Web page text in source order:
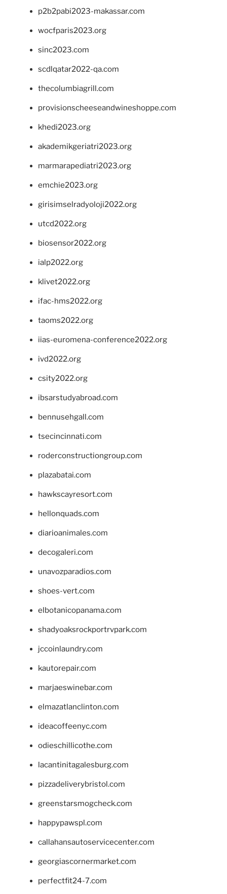
p2b2pabi2023-makassar.com
wocfparis2023.org
sinc2023.com
scdlqatar2022-qa.com
thecolumbiagrill.com
provisionscheeseandwineshoppe.com
khedi2023.org
akademikgeriatri2023.org
marmarapediatri2023.org
emchie2023.org
girisimselradyoloji2022.org
utcd2022.org
biosensor2022.org
ialp2022.org
klivet2022.org
ifac-hms2022.org
taoms2022.org
iias-euromena-conference2022.org
ivd2022.org
csity2022.org
ibsarstudyabroad.com
bennusehgall.com
tsecincinnati.com
roderconstructiongroup.com
plazabatai.com
hawkscayresort.com
hellonquads.com
diarioanimales.com
decogaleri.com
unavozparadios.com
shoes-vert.com
elbotanicopanama.com
shadyoaksrockportrvpark.com
jccoinlaundry.com
kautorepair.com
marjaeswinebar.com
elmazatlanclinton.com
ideacoffeenyc.com
odieschillicothe.com
lacantinitagalesburg.com
pizzadeliverybristol.com
greenstarsmogcheck.com
happypawspl.com
callahansautoservicecenter.com
georgiascornermarket.com
perfectfit24-7.com